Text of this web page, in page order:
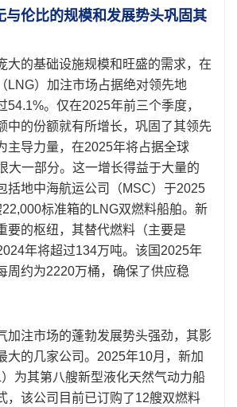
与伦比的规模和发展势头巩固其
大的基础设施规模和旺盛的需求，在
LNG）加注市场占据绝对领先地
54.1%。仅在2025年前三个季度，
中的份额就有所增长，巩固了其领先
主导力量，在2025年将占据全球
大一部分。这一增长得益于大量的
括地中海航运公司（MSC）于2025
标准箱的LNG双燃料船舶。新
要的枢纽，其替代燃料（主要是
年将超过134万吨。该国2025年
周约为2220万桶，确保了供应稳
加注市场的蓬勃发展势头强劲，其影
大的几家公司。2025年10月，新加
为其第八艘新型液化天然气动力船
，该公司目前已订购了12艘双燃料